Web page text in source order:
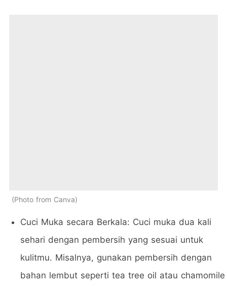
Photo from Canva
Cuci Muka secara Berkala: Cuci muka dua kali
sehari dengan pembersih yang sesuai untuk
kulitmu. Misalnya, gunakan pembersih dengan
bahan lembut seperti tea tree oil atau chamomile